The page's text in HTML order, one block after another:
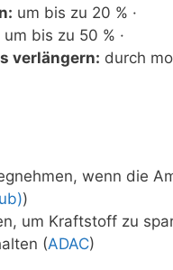
um bis zu 20 % ·
um bis zu 50 % ·
verlängern: durch
wenn die
)
um Kraftstoff zu
(ADAC)